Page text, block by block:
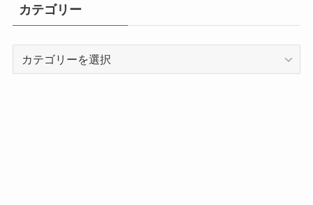
カテゴリー